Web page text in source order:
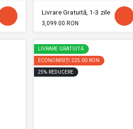
Livrare Gratuită, 1-3 zile
3,099.00 RON
LIVRARE GRATUITĂ
ECONOMISIȚI 225.00 RON
25% REDUCERE